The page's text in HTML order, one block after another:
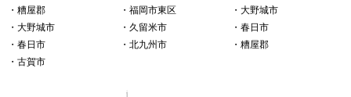
・糟屋郡
・大野城市
・春日市
・古賀市
・福岡市東区
・久留米市
・北九州市
・大野城市
・春日市
・糟屋郡